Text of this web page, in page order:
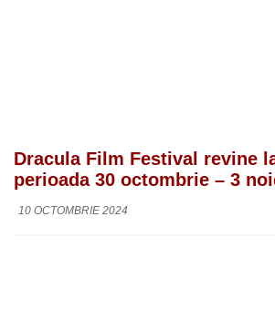
Dracula Film Festival revine
perioada 30 octombrie – 3
10 OCTOMBRIE 2024